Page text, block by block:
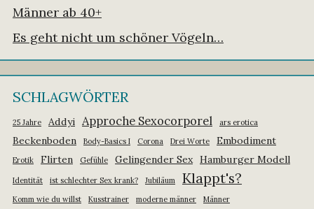
Männer ab 40+
Es geht nicht um schöner Vögeln…
SCHLAGWÖRTER
25 Jahre Addyi Approche Sexocorporel ars erotica
Beckenboden Body-Basics I Corona Drei Worte Embodiment
Erotik Flirten Gefühle Gelingender Sex Hamburger Modell
Identität ist schlechter Sex krank? Jubiläum Klappt's?
Komm wie du willst Kusstrainer moderne männer Männer